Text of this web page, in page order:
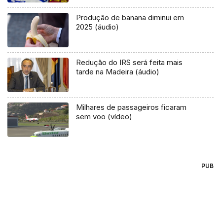
Produção de banana diminui em
2025 (áudio)
Redução do IRS será feita mais
tarde na Madeira (áudio)
Milhares de passageiros ficaram
sem voo (vídeo)
PUB